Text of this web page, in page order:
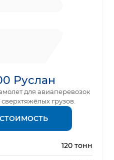
Руслан
для авиаперевозок
грузов.
120 тонн